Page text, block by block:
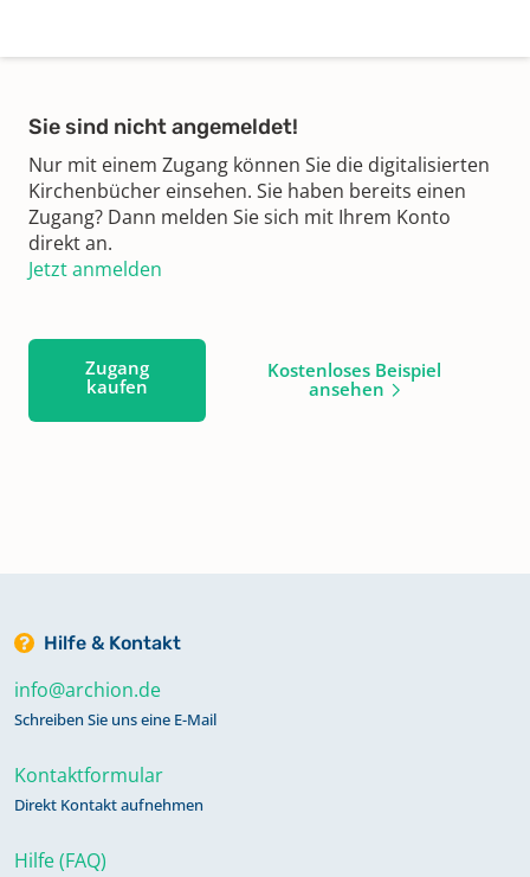
Sie sind nicht angemeldet!
Nur mit einem Zugang können Sie die digitalisierten
Kirchenbücher einsehen. Sie haben bereits einen
Zugang? Dann melden Sie sich mit Ihrem Konto
direkt an.
Jetzt anmelden
Zugang
kaufen
Kostenloses Beispiel
ansehen
Hilfe & Kontakt
info@archion.de
Schreiben Sie uns eine E-Mail
Kontaktformular
Direkt Kontakt aufnehmen
Hilfe (FAQ)